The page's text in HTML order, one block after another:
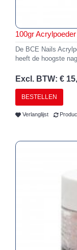
100gr
De BCE Nails
heeft de hoogste
Excl. BTW: €
BESTELLEN
Verlanglijst